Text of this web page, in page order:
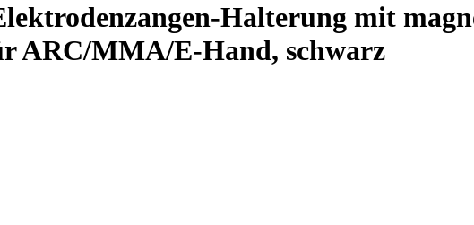
Halterung mit
ARC/MMA/E-Hand, schwarz